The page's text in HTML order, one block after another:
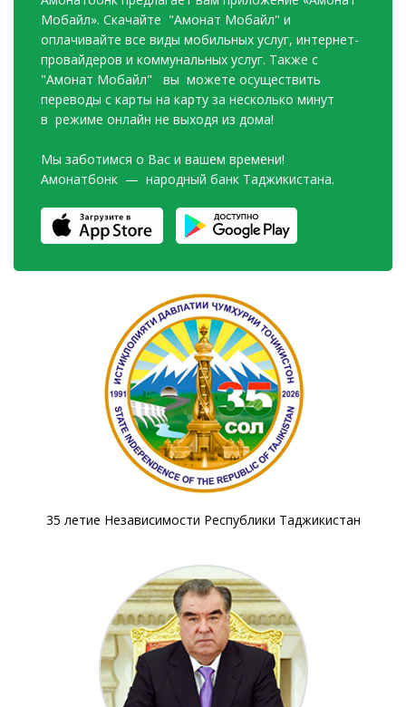
Мобайл». Скачайте "Амонат Мобайл" и
оплачивайте все виды мобильных услуг, интернет-
провайдеров и коммунальных услуг. Также с
"Амонат Мобайл" вы можете осуществить
переводы с карты на карту за несколько минут
в режиме онлайн не выходя из дома!
Мы заботимся о Вас и вашем времени!
Амонатбонк — народный банк Таджикистана.
35 летие Независимости Республики Таджикистан